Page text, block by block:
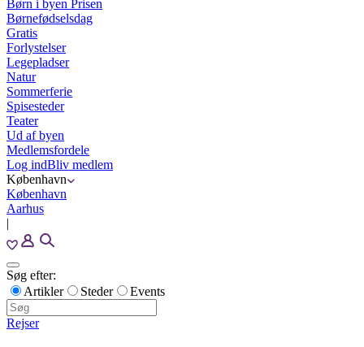
Børn i byen Prisen
Børnefødselsdag
Gratis
Forlystelser
Legepladser
Natur
Sommerferie
Spisesteder
Teater
Ud af byen
Medlemsfordele
Log indBliv medlem
København
København
Aarhus
|
Søg efter:
Artikler
Steder Events
Rejser